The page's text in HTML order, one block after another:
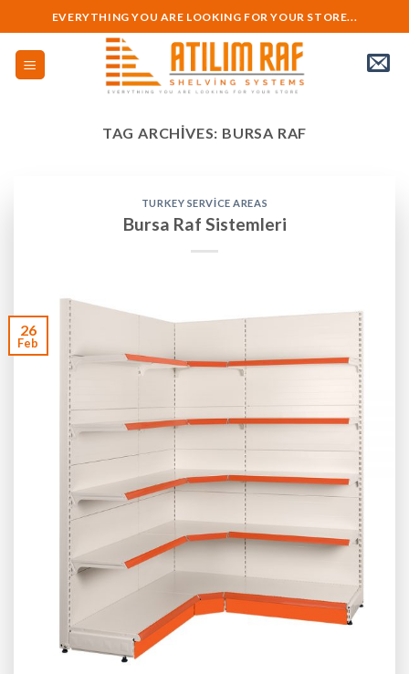
to
content
EVERYTHING YOU ARE LOOKING FOR YOUR STORE...
TAG ARCHIVES: BURSA RAF
TURKEY SERVICE AREAS
Bursa Raf Sistemleri
26
Feb